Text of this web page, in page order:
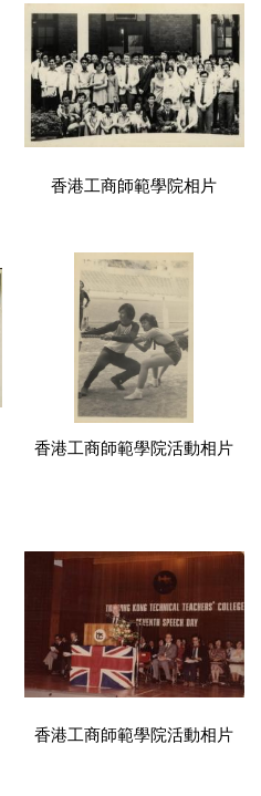
香港工商師範學院相片
香港工商師範學院活動相片
香港工商師範學院活動相片